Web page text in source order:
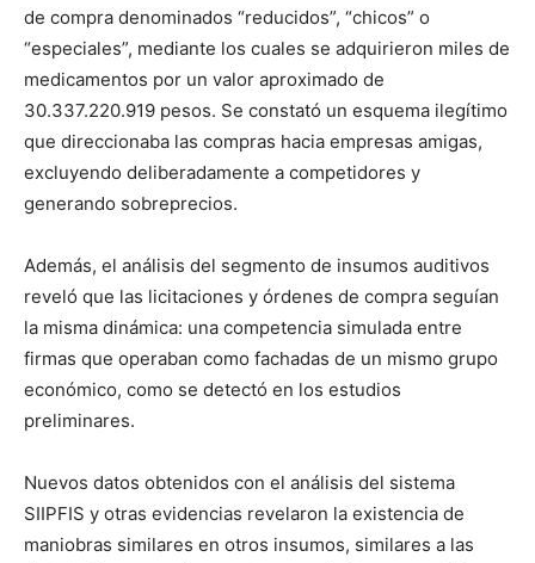
de compra denominados “reducidos”, “chicos” o
“especiales”, mediante los cuales se adquirieron miles de
medicamentos por un valor aproximado de
30.337.220.919 pesos. Se constató un esquema ilegítimo
que direccionaba las compras hacia empresas amigas,
excluyendo deliberadamente a competidores y
generando sobreprecios.
Además, el análisis del segmento de insumos auditivos
reveló que las licitaciones y órdenes de compra seguían
la misma dinámica: una competencia simulada entre
firmas que operaban como fachadas de un mismo grupo
económico, como se detectó en los estudios
preliminares.
Nuevos datos obtenidos con el análisis del sistema
SIIPFIS y otras evidencias revelaron la existencia de
maniobras similares en otros insumos, similares a las